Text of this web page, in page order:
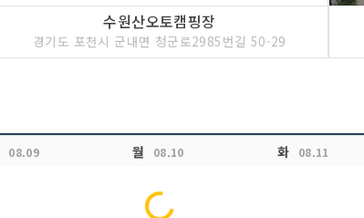
수원산오토캠핑장
경기도 포천시 군내면 청군로2985번길 50-29
08.09 월 08.10 화 08.11
Loading...